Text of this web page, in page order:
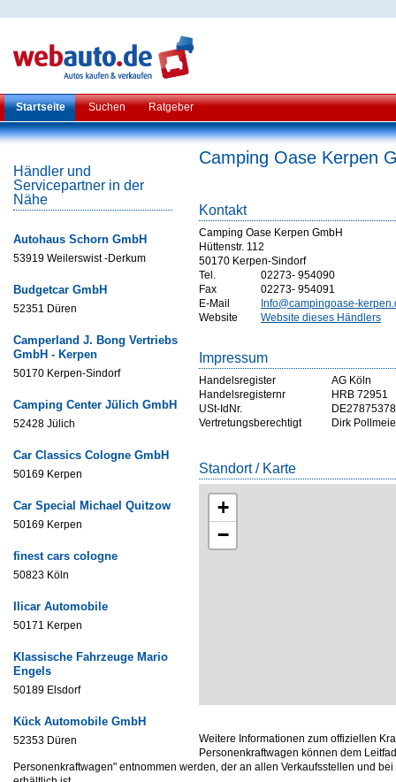
Startseite Suchen Ratgeber
Händler und
Servicepartner in der
Nähe
Autohaus Schorn GmbH
53919 Weilerswist -Derkum
Budgetcar GmbH
52351 Düren
Camperland J. Bong Vertriebs
GmbH - Kerpen
50170 Kerpen-Sindorf
Camping Center Jülich GmbH
52428 Jülich
Car Classics Cologne GmbH
50169 Kerpen
Car Special Michael Quitzow
50169 Kerpen
finest cars cologne
50823 Köln
Ilicar Automobile
50171 Kerpen
Klassische Fahrzeuge Mario
Engels
50189 Elsdorf
Kück Automobile GmbH
52353 Düren
Camping Oase Kerpen
Kontakt
Camping Oase Kerpen GmbH
Hüttenstr. 112
50170 Kerpen-Sindorf
Tel.
02273- 954090
Fax
02273- 954091
E-Mail
Info@campingoase-
Website
Website dieses Händlers
Impressum
Handelsregister
AG Köln
Handelsregisternr
HRB 72951
USt-IdNr.
Vertretungsberechtigt
Dirk
Standort / Karte
+
−
Weitere Informationen zum offiziellen
Personenkraftwagen können dem
Personenkraftwagen" entnommen werden, der an allen Verkaufsstellen und